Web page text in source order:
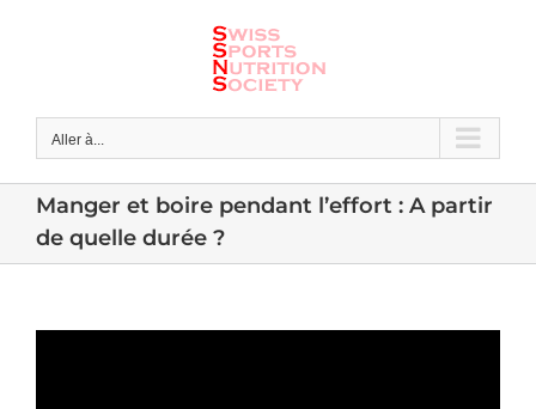
Aller à...
Manger et boire pendant l’effort : A partir
de quelle durée ?